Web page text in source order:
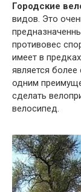
Городские
видов. Это
противовес
имеет в
является
одним
сделать
велосипед.